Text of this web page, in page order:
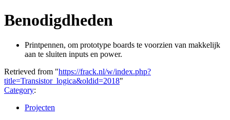
Benodigdheden
Printpennen, om prototype boards te voorzien van makkelijk
aan te sluiten inputs en power.
Retrieved from "https://frack.nl/w/index.php?
title=Transistor_logica&oldid=2018"
Category:
Projecten